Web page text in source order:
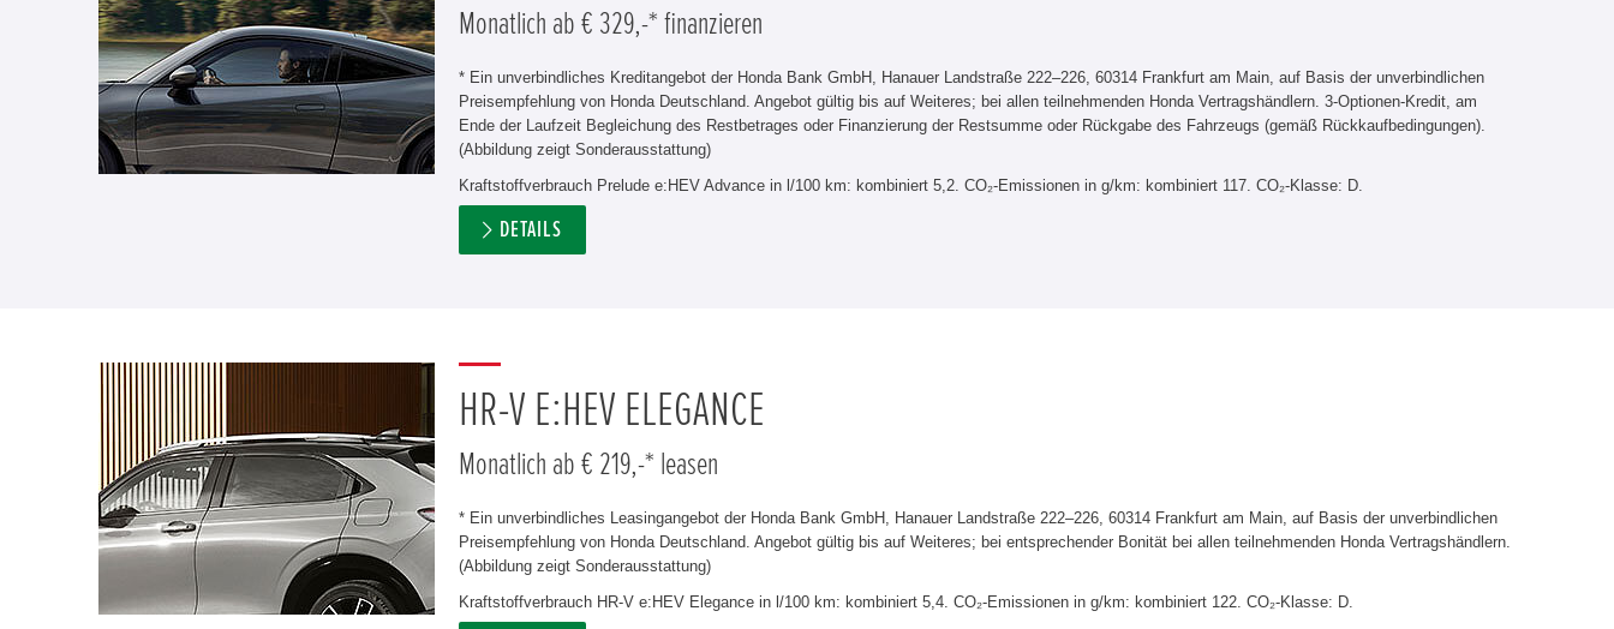
Monatlich ab € 329,-* finanzieren
* Ein unverbindliches Kreditangebot der Honda Bank GmbH, Hanauer Landstraße 222–226, 60314 Frankfurt am Main, auf Basis der unverbindlichen
Preisempfehlung von Honda Deutschland. Angebot gültig bis auf Weiteres; bei allen teilnehmenden Honda Vertragshändlern. 3-Optionen-Kredit, am
Ende der Laufzeit Begleichung des Restbetrages oder Finanzierung der Restsumme oder Rückgabe des Fahrzeugs (gemäß Rückkaufbedingungen).
(Abbildung zeigt Sonderausstattung)
Kraftstoffverbrauch Prelude e:HEV Advance in l/100 km: kombiniert 5,2. CO₂-Emissionen in g/km: kombiniert 117. CO₂-Klasse: D.
DETAILS
HR-V E:HEV ELEGANCE
Monatlich ab € 219,-* leasen
* Ein unverbindliches Leasingangebot der Honda Bank GmbH, Hanauer Landstraße 222–226, 60314 Frankfurt am Main, auf Basis der unverbindlichen
Preisempfehlung von Honda Deutschland. Angebot gültig bis auf Weiteres; bei entsprechender Bonität bei allen teilnehmenden Honda Vertragshändlern.
(Abbildung zeigt Sonderausstattung)
Kraftstoffverbrauch HR-V e:HEV Elegance in l/100 km: kombiniert 5,4. CO₂-Emissionen in g/km: kombiniert 122. CO₂-Klasse: D.